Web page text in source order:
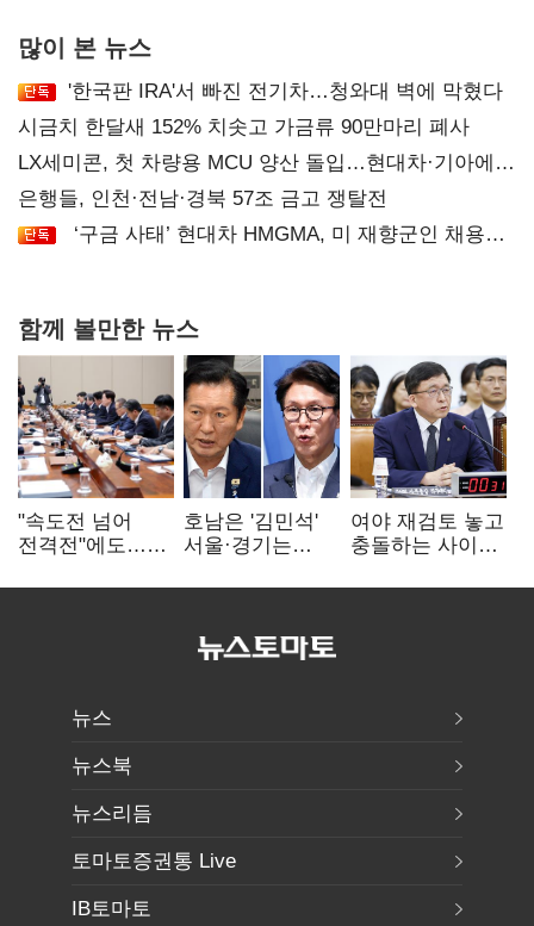
많이 본 뉴스
'한국판 IRA'서 빠진 전기차…청와대 벽에 막혔다
시금치 한달새 152% 치솟고 가금류 90만마리 폐사
LX세미콘, 첫 차량용 MCU 양산 돌입…현대차·기아에
공급
은행들, 인천·전남·경북 57조 금고 쟁탈전
‘구금 사태’ 현대차 HMGMA, 미 재향군인 채용
함께 볼만한 뉴스
"속도전 넘어
전격전"에도…
주 52시간까지
호남은 '김민석'
서울·경기는
승자는 '안갯속'
여야 재검토 놓고
충돌하는 사이…
수 오차 당연"
뉴스
뉴스북
뉴스리듬
토마토증권통 Live
IB토마토